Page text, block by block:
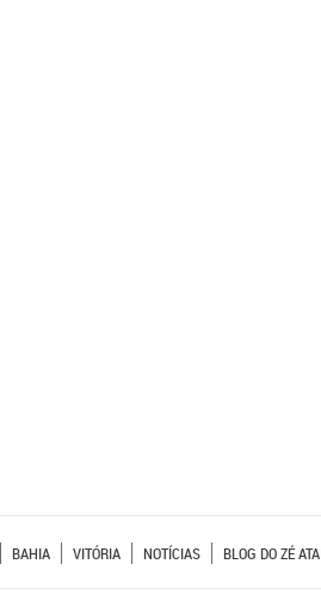
BAHIA VITÓRIA NOTÍCIAS BLOG DO ZÉ